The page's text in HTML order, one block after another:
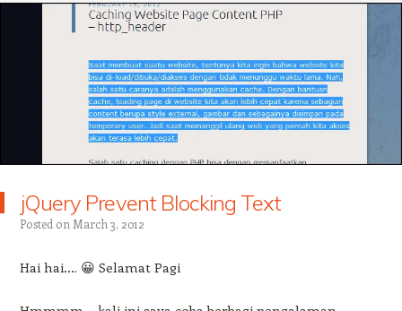
jQuery Prevent Blocking Text
Posted on March 3, 2012
Hai hai…. 😀 Selamat Pagi